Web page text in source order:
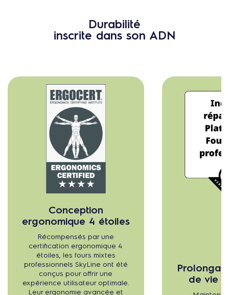
Durabilité
inscrite dans son ADN
Conception
ergonomique 4 étoiles
Récompensés par une
certification ergonomique 4
étoiles, les fours mixtes
professionnels SkyLine ont été
conçus pour offrir une
expérience utilisateur optimale.
Leur ergonomie avancée et
de vie